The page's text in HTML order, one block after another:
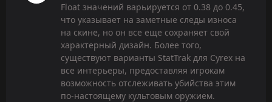
Float значений варьируется от 0.38 до 0.45,
что указывает на заметные следы износа
на скине, но он все еще сохраняет свой
характерный дизайн. Более того,
существуют варианты StatTrak для Cyrex на
все интерьеры, предоставляя игрокам
возможность отслеживать убийства этим
по-настоящему культовым оружием.